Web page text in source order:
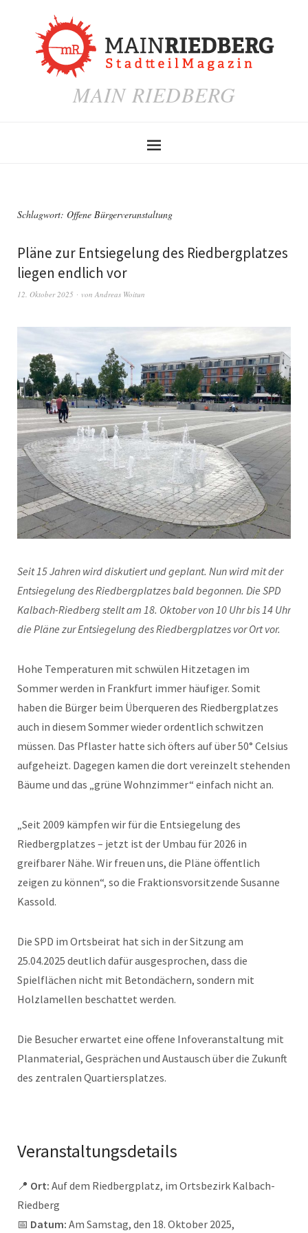
MAIN RIEDBERG
Schlagwort: Offene Bürgerveranstaltung
Pläne zur Entsiegelung des Riedbergplatzes
liegen endlich vor
12. Oktober 2025 von Andreas Woitun
Seit 15 Jahren wird diskutiert und geplant. Nun wird mit der
Entsiegelung des Riedbergplatzes bald begonnen. Die SPD
Kalbach-Riedberg stellt am 18. Oktober von 10 Uhr bis 14 Uhr
die Pläne zur Entsiegelung des Riedbergplatzes vor Ort vor.
Hohe Temperaturen mit schwülen Hitzetagen im
Sommer werden in Frankfurt immer häufiger. Somit
haben die Bürger beim Überqueren des Riedbergplatzes
auch in diesem Sommer wieder ordentlich schwitzen
müssen. Das Pflaster hatte sich öfters auf über 50° Celsius
aufgeheizt. Dagegen kamen die dort vereinzelt stehenden
Bäume und das „grüne Wohnzimmer“ einfach nicht an.
„Seit 2009 kämpfen wir für die Entsiegelung des
Riedbergplatzes – jetzt ist der Umbau für 2026 in
greifbarer Nähe. Wir freuen uns, die Pläne öffentlich
zeigen zu können“, so die Fraktionsvorsitzende Susanne
Kassold.
Die SPD im Ortsbeirat hat sich in der Sitzung am
25.04.2025 deutlich dafür ausgesprochen, dass die
Spielflächen nicht mit Betondächern, sondern mit
Holzlamellen beschattet werden.
Die Besucher erwartet eine offene Infoveranstaltung mit
Planmaterial, Gesprächen und Austausch über die Zukunft
des zentralen Quartiersplatzes.
Veranstaltungsdetails
📍 Ort: Auf dem Riedbergplatz, im Ortsbezirk Kalbach-
Riedberg
📅 Datum: Am Samstag, den 18. Oktober 2025,